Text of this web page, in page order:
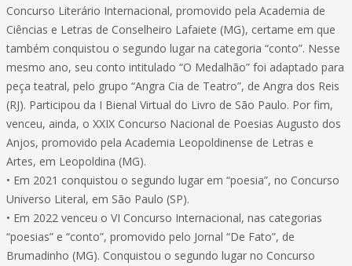
Concurso Literário Internacional, promovido pela Academia de
Ciências e Letras de Conselheiro Lafaiete (MG), certame em que
também conquistou o segundo lugar na categoria “conto”. Nesse
mesmo ano, seu conto intitulado “O Medalhão” foi adaptado para
peça teatral, pelo grupo “Angra Cia de Teatro”, de Angra dos Reis
(RJ). Participou da I Bienal Virtual do Livro de São Paulo. Por fim,
venceu, ainda, o XXIX Concurso Nacional de Poesias Augusto dos
Anjos, promovido pela Academia Leopoldinense de Letras e
Artes, em Leopoldina (MG).
• Em 2021 conquistou o segundo lugar em “poesia”, no Concurso
Universo Literal, em São Paulo (SP).
• Em 2022 venceu o VI Concurso Internacional, nas categorias
“poesias” e “conto”, promovido pelo Jornal “De Fato”, de
Brumadinho (MG). Conquistou o segundo lugar no Concurso